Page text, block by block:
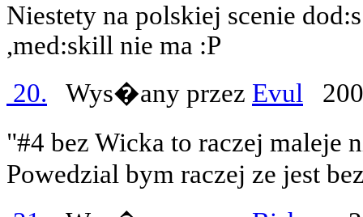
Niestety na polskiej scenie
,med:skill nie ma :P
20. Wys�any przez Evul
"#4 bez Wicka to raczej
Powedzial bym raczej ze jest